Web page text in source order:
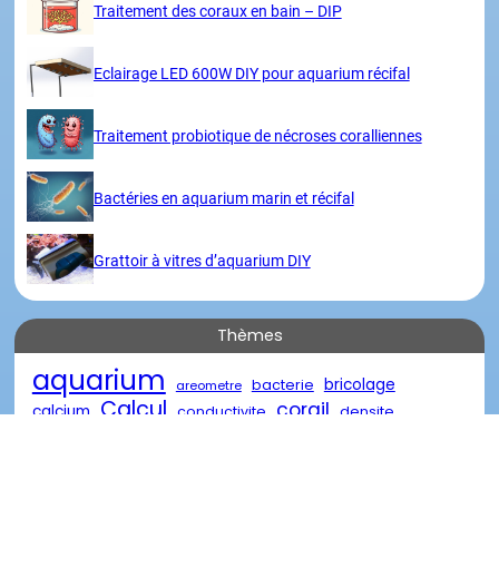
Traitement des coraux en bain – DIP
Eclairage LED 600W DIY pour aquarium récifal
Traitement probiotique de nécroses coralliennes
Bactéries en aquarium marin et récifal
Grattoir à vitres d’aquarium DIY
Thèmes
aquarium areometre bacterie bricolage
calcium Calcul conductivite corail densite